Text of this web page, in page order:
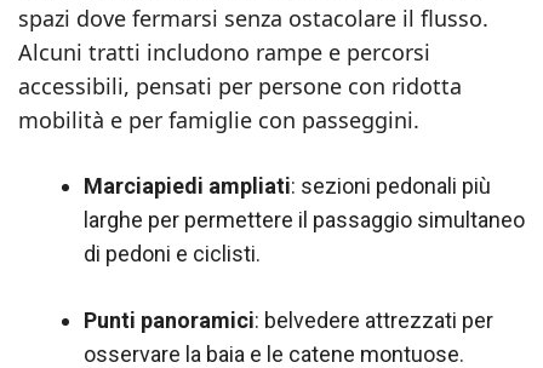
spazi dove fermarsi senza ostacolare il flusso.
Alcuni tratti includono rampe e percorsi
accessibili, pensati per persone con ridotta
mobilità e per famiglie con passeggini.
Marciapiedi ampliati: sezioni pedonali più
larghe per permettere il passaggio simultaneo
di pedoni e ciclisti.
Punti panoramici: belvedere attrezzati per
osservare la baia e le catene montuose.